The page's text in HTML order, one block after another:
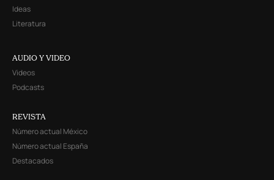
Ideas
Literatura
AUDIO Y VIDEO
Videos
Podcasts
REVISTA
Número actual México
Número actual España
Destacados